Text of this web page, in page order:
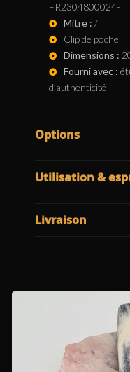
FR2304800024-I
Mitre : /
Clip de poche
Dimensions :
Fourni avec :
d’authenticité
Options
Utilisation &
Livraison